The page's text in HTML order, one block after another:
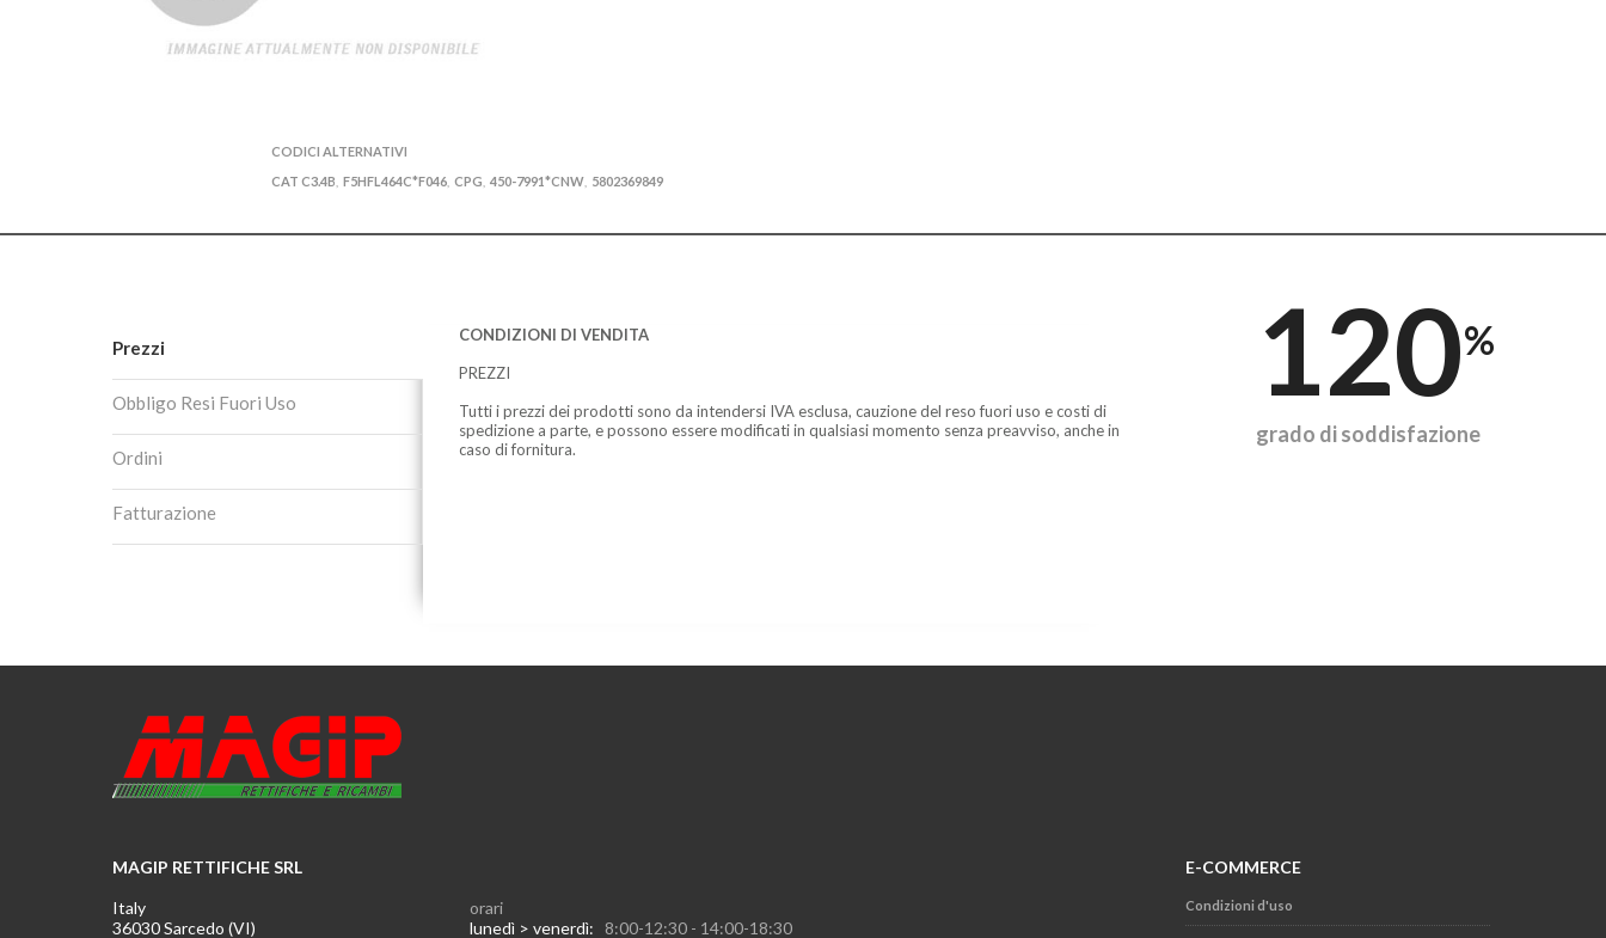
CODICI ALTERNATIVI
CAT C3.4B F5HFL464C*F046 CPG 450-7991*CNW 5802369849
Prezzi
Obbligo Resi Fuori Uso
Ordini
Fatturazione
CONDIZIONI DI VENDITA
PREZZI
Tutti i prezzi dei prodotti sono da intendersi IVA esclusa, cauzione del reso fuori uso e costi di
spedizione a parte, e possono essere modificati in qualsiasi momento senza preavviso, anche in
caso di fornitura.
120%
grado di soddisfazione
MAGIP RETTIFICHE SRL
Italy
36030 Sarcedo (VI)
orari
lunedì > venerdì: 8:00-12:30 - 14:00-18:30
E-COMMERCE
Condizioni d'uso